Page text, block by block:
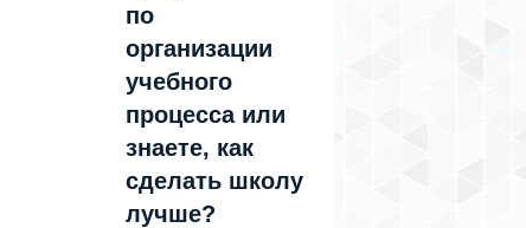
по
организации
учебного
процесса или
знаете, как
сделать школу
лучше?